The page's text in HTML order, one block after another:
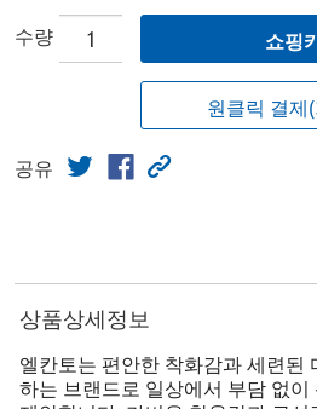
수량 쇼핑
원클릭 결제
공유
상품상세정보
엘칸토는 편안한 착화감과 세련된
하는 브랜드로 일상에서 부담 없이